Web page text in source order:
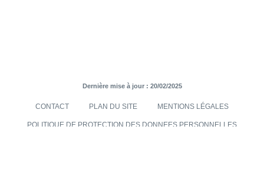
Dernière mise à jour : 20/02/2025
CONTACT PLAN DU SITE MENTIONS LÉGALES
POLITIQUE DE PROTECTION DES DONNEES PERSONNELLES